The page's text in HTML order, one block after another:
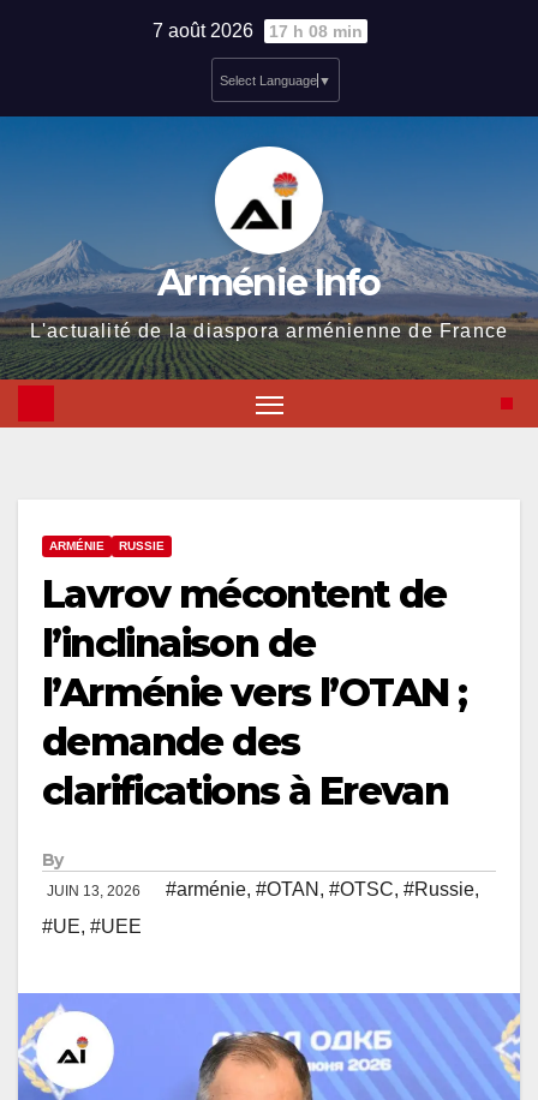
7 août 2026 17 h 08 min
Select Language ▼
Arménie Info
L'actualité de la diaspora arménienne de France
ARMÉNIE RUSSIE
Lavrov mécontent de
l’inclinaison de
l’Arménie vers l’OTAN ;
demande des
clarifications à Erevan
By
JUIN 13, 2026 #arménie, #OTAN , #OTSC, #Russie,
#UE, #UEE